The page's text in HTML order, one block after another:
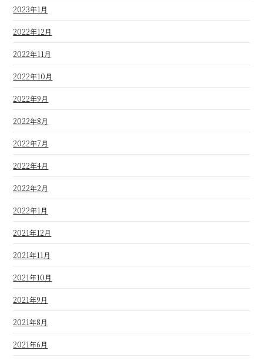
2023年1月
2022年12月
2022年11月
2022年10月
2022年9月
2022年8月
2022年7月
2022年4月
2022年2月
2022年1月
2021年12月
2021年11月
2021年10月
2021年9月
2021年8月
2021年6月